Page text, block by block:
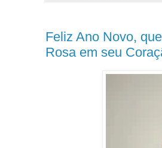
Feliz Ano Novo,
Rosa em seu